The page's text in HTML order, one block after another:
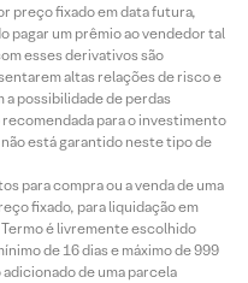
preço fixado em data futura,
pagar um prêmio ao vendedor tal
esses derivativos são
altas relações de risco e
possibilidade de perdas
para o investimento
está garantido neste tipo de
para compra ou a venda de uma
fixado, para liquidação em
é livremente escolhido
de 16 dias e máximo de 999
de uma parcela